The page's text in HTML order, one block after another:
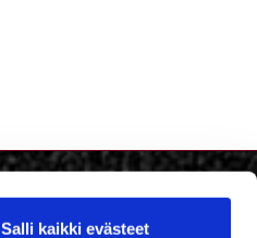
Salli kaikki evästeet